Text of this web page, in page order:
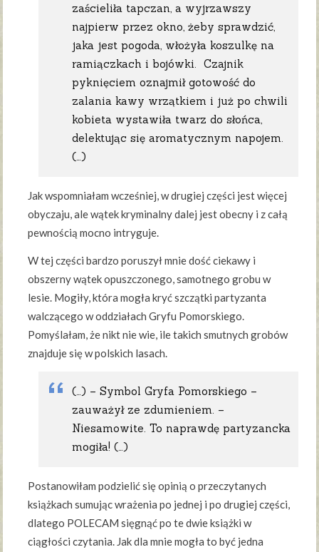
zaścieliła tapczan, a wyjrzawszy
najpierw przez okno, żeby sprawdzić,
jaka jest pogoda, włożyła koszulkę na
ramiączkach i bojówki. Czajnik
pyknięciem oznajmił gotowość do
zalania kawy wrzątkiem i już po chwili
kobieta wystawiła twarz do słońca,
delektując się aromatycznym napojem.
(…)
Jak wspomniałam wcześniej, w drugiej części jest więcej
obyczaju, ale wątek kryminalny dalej jest obecny i z całą
pewnością mocno intryguje.
W tej części bardzo poruszył mnie dość ciekawy i
obszerny wątek opuszczonego, samotnego grobu w
lesie. Mogiły, która mogła kryć szczątki partyzanta
walczącego w oddziałach Gryfu Pomorskiego.
Pomyślałam, że nikt nie wie, ile takich smutnych grobów
znajduje się w polskich lasach.
(…) – Symbol Gryfa Pomorskiego –
zauważył ze zdumieniem. –
Niesamowite. To naprawdę partyzancka
mogiła! (…)
Postanowiłam podzielić się opinią o przeczytanych
książkach sumując wrażenia po jednej i po drugiej części,
dlatego POLECAM sięgnąć po te dwie książki w
ciągłości czytania. Jak dla mnie mogła to być jedna